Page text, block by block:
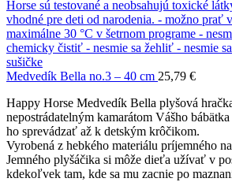
Medvedík Bella no.3 – 40 cm 25,79 €
Happy Horse Medvedík Bella plyšová
nepostrádatelným kamarátom Vášho
ho sprevádzať až k detským krôčikom.
Vyrobená z hebkého materiálu príjemného
Jemného plyšáčika si môže dieťa užívať v
kdekoľvek tam, kde sa mu zacnie po